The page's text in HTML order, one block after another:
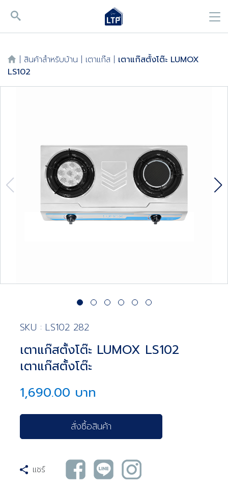
| สินค้าสำหรับบ้าน | เตาแก๊ส | เตาแก๊สตั้งโต๊ะ LUMOX
LS102
SKU : LS102 282
เตาแก๊สตั้งโต๊ะ LUMOX LS102
เตาแก๊สตั้งโต๊ะ
1,690.00 บาท
สั่งซื้อสินค้า
แชร์